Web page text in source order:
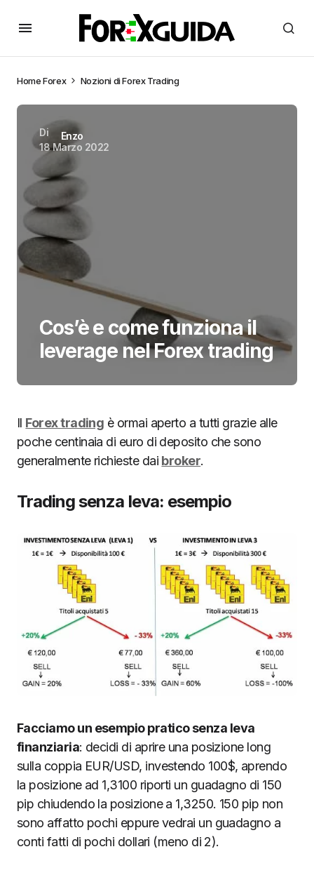
HomeForex Nozioni di Forex Trading
Di
Enzo
18 Marzo 2022
Cos’è e come funziona il
leverage nel Forex trading
Il Forex trading è ormai aperto a tutti grazie alle
poche centinaia di euro di deposito che sono
generalmente richieste dai broker.
Trading senza leva: esempio
Facciamo un esempio pratico senza leva
finanziaria: decidi di aprire una posizione long
sulla coppia EUR/USD, investendo 100$, aprendo
la posizione ad 1,3100 riporti un guadagno di 150
pip chiudendo la posizione a 1,3250. 150 pip non
sono affatto pochi eppure vedrai un guadagno a
conti fatti di pochi dollari (meno di 2).